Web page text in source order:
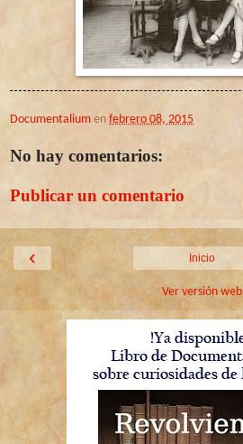
Documentalium en febrero 08, 2015
No hay comentarios:
Publicar un comentario
‹ Inicio
Ver versión web